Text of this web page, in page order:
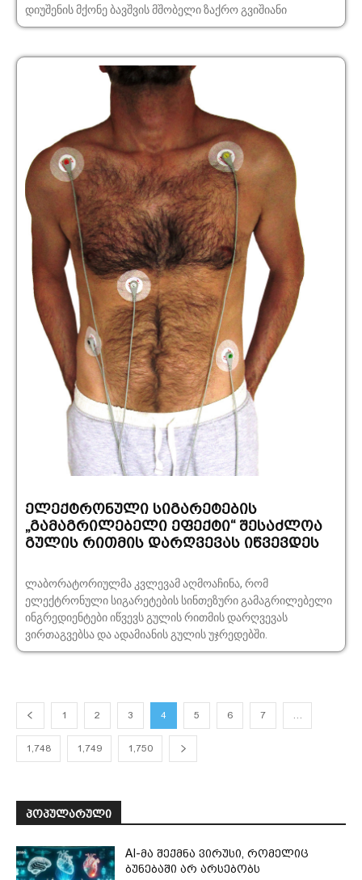
დიუშენის მქონე ბავშვის მშობელი ზაქრო გვიშიანი
ელექტრონული სიგარეტების
„გამაგრილებელი ეფექტი“ შესაძლოა
გულის რითმის დარღვევას იწვევდეს
ლაბორატორიულმა კვლევამ აღმოაჩინა, რომ
ელექტრონული სიგარეტების სინთეზური გამაგრილებელი
ინგრედიენტები იწვევს გულის რითმის დარღვევას
ვირთაგვებსა და ადამიანის გულის უჯრედებში.
1 2 3 4 5 6 7
1,748 1,749 1,750
ᲞᲝᲞᲣᲚᲐᲠᲣᲚᲘ
AI-მა შექმნა ვირუსი, რომელიც
ბუნებაში არ არსებობს